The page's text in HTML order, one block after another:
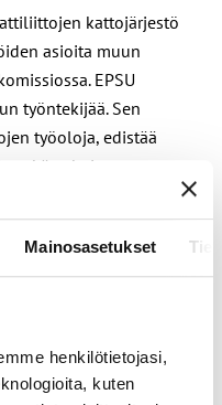
Mainosasetukset
henkilötietojasi,
kuten
kattojärjestö
asioita muun
EPSU
työntekijää. Sen
työoloja, edistää
vahvistaa
ja nuorten
JHL on antanut